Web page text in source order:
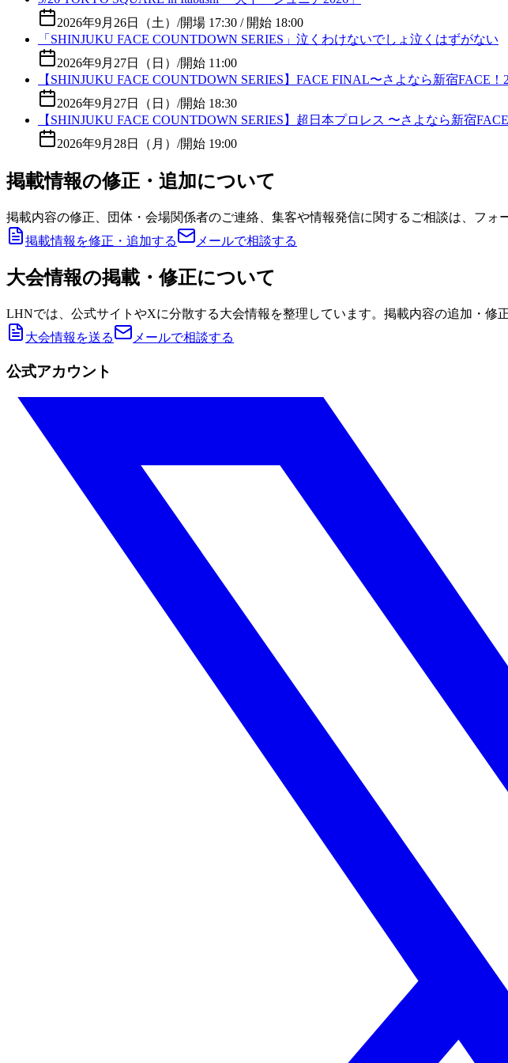
2026年9月26日（土） /開場 17:30 / 開始 18:00
「SHINJUKU FACE COUNTDOWN SERIES」泣くわけないでしょ泣くはずがない
2026年9月27日（日） /開始 11:00
【SHINJUKU FACE COUNTDOWN SERIES】FACE FINAL〜さよなら新宿FACE
2026年9月27日（日） /開始 18:30
【SHINJUKU FACE COUNTDOWN SERIES】超日本プロレス 〜さよなら新宿
2026年9月28日（月） /開始 19:00
掲載情報の修正・追加について
掲載内容の修正、団体・会場関係者のご連絡、集客や情報発信に関するご相談は、フォ
掲載情報を修正・追加する
メールで相談する
大会情報の掲載・修正について
LHNでは、公式サイトやXに分散する大会情報を整理しています。掲載内容の追加・修
大会情報を送る
メールで相談する
公式アカウント